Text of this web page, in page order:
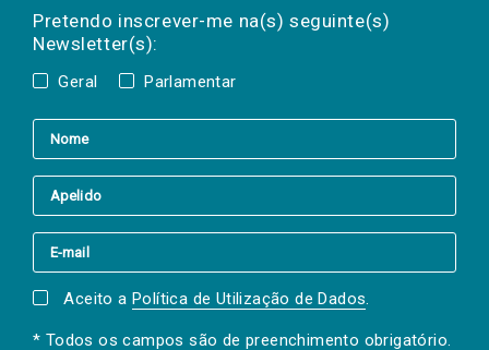
Pretendo inscrever-me na(s) seguinte(s)
Newsletter(s):
Geral Parlamentar
a(s) newsletter(s).
mail
Aceito a Política de Utilização de Dados.
* Todos os campos são de preenchimento obrigatório.